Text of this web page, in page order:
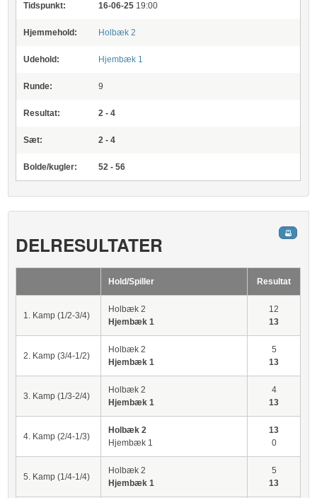
Tidspunkt: 16-06-25 19:00
Hjemmehold: Holbæk 2
Udehold: Hjembæk 1
Runde: 9
Resultat: 2 - 4
Sæt: 2 - 4
Bolde/kugler: 52 - 56
DELRESULTATER
Hold/Spiller Resultat
1. Kamp (1/2-3/4)
Holbæk 2
Hjembæk 1
12
13
2. Kamp (3/4-1/2)
Holbæk 2
Hjembæk 1
5
13
3. Kamp (1/3-2/4)
Holbæk 2
Hjembæk 1
4
13
4. Kamp (2/4-1/3)
Holbæk 2
Hjembæk 1
13
0
5. Kamp (1/4-1/4)
Holbæk 2
Hjembæk 1
5
13